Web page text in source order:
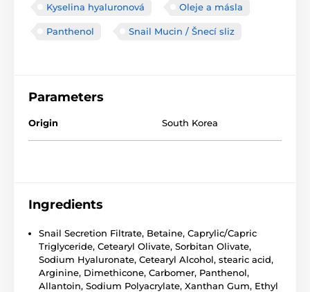
Kyselina hyaluronová Oleje a másla
Panthenol Snail Mucin / Šnecí sliz
Parameters
Origin South Korea
Ingredients
Snail Secretion Filtrate, Betaine, Caprylic/Capric
Triglyceride, Cetearyl Olivate, Sorbitan Olivate,
Sodium Hyaluronate, Cetearyl Alcohol, stearic acid,
Arginine, Dimethicone, Carbomer, Panthenol,
Allantoin, Sodium Polyacrylate, Xanthan Gum, Ethyl